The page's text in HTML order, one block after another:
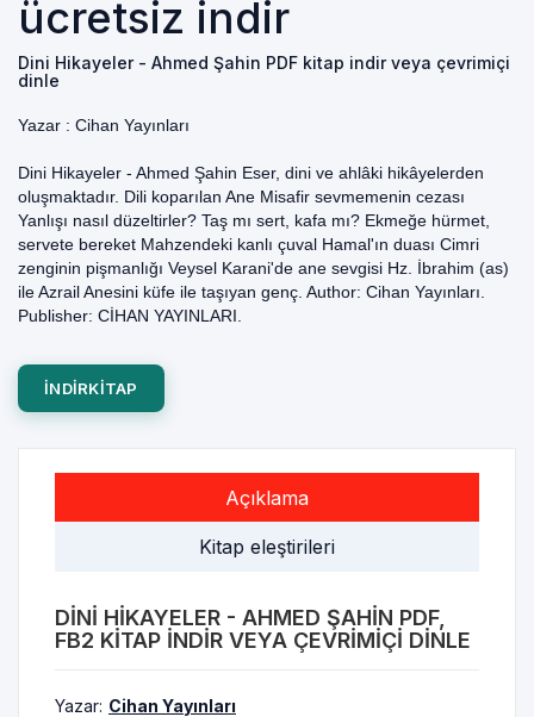
ücretsiz indir
Dini Hikayeler - Ahmed Şahin PDF kitap indir veya çevrimiçi
dinle
Yazar : Cihan Yayınları
Dini Hikayeler - Ahmed Şahin Eser, dini ve ahlâki hikâyelerden
oluşmaktadır. Dili koparılan Ane Misafir sevmemenin cezası
Yanlışı nasıl düzeltirler? Taş mı sert, kafa mı? Ekmeğe hürmet,
servete bereket Mahzendeki kanlı çuval Hamal'ın duası Cimri
zenginin pişmanlığı Veysel Karani'de ane sevgisi Hz. İbrahim (as)
ile Azrail Anesini küfe ile taşıyan genç. Author: Cihan Yayınları.
Publisher: CİHAN YAYINLARI.
INDIRKITAP
Açıklama
Kitap eleştirileri
DINI HIKAYELER - AHMED ŞAHIN PDF,
FB2 KITAP INDIR VEYA ÇEVRIMIÇI DINLE
Yazar: Cihan Yayınları